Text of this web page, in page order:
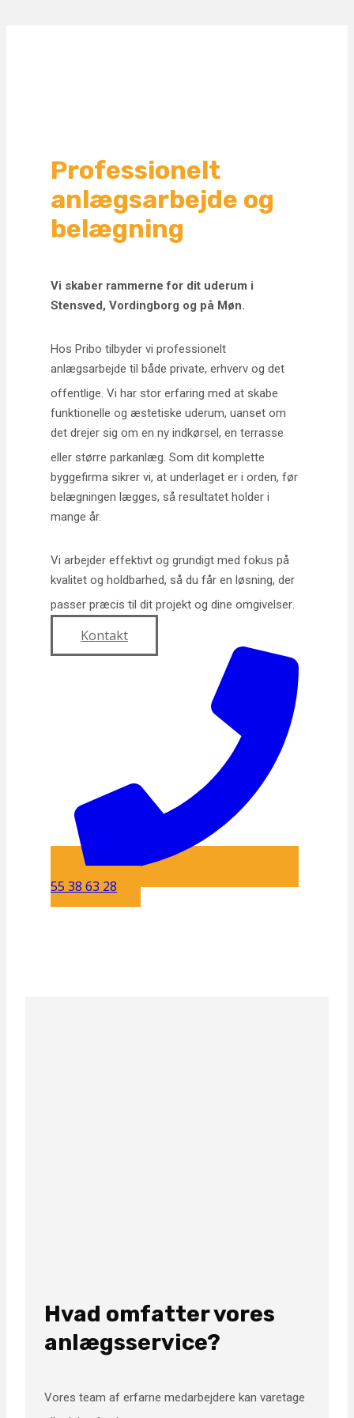
Professionelt
anlægsarbejde og
belægning
Vi skaber rammerne for dit uderum i
Stensved, Vordingborg og på Møn.
Hos Pribo tilbyder vi professionelt
anlægsarbejde til både private, erhverv og det
offentlige. Vi har stor erfaring med at skabe
funktionelle og æstetiske uderum, uanset om
det drejer sig om en ny indkørsel, en terrasse
eller større parkanlæg. Som dit komplette
byggefirma sikrer vi, at underlaget er i orden, før
belægningen lægges, så resultatet holder i
mange år.
Vi arbejder effektivt og grundigt med fokus på
kvalitet og holdbarhed, så du får en løsning, der
passer præcis til dit projekt og dine omgivelser.
Kontakt
55 38 63 28
Hvad omfatter vores
anlægsservice?
Vores team af erfarne medarbejdere kan varetage